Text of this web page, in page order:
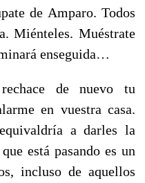
de Amparo. Todos
Miénteles. Muéstrate
enseguida…
de nuevo tu
en vuestra casa.
a darles la
está pasando es un
incluso de aquellos